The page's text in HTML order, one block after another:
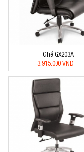
Ghế GX203A
3.915.000 VNĐ